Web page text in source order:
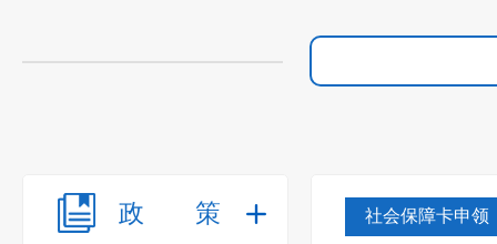
政策 社会保障卡申领